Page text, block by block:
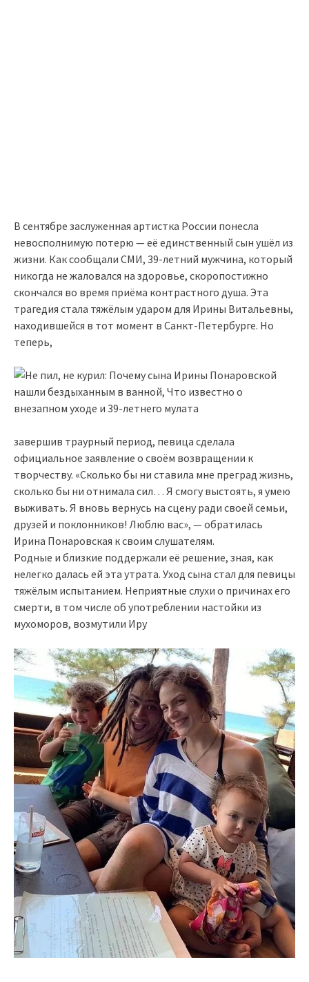
В сентябре заслуженная артистка России понесла
невосполнимую потерю — её единственный сын ушёл из
жизни. Как сообщали СМИ, 39-летний мужчина, который
никогда не жаловался на здоровье, скоропостижно
скончался во время приёма контрастного душа. Эта
трагедия стала тяжёлым ударом для Ирины Витальевны,
находившейся в тот момент в Санкт-Петербурге. Но
теперь,
завершив траурный период, певица сделала
официальное заявление о своём возвращении к
творчеству. «Сколько бы ни ставила мне преград жизнь,
сколько бы ни отнимала сил… Я смогу выстоять, я умею
выживать. Я вновь вернусь на сцену ради своей семьи,
друзей и поклонников! Люблю вас», — обратилась
Ирина Понаровская к своим слушателям.
Родные и близкие поддержали её решение, зная, как
нелегко далась ей эта утрата. Уход сына стал для певицы
тяжёлым испытанием. Неприятные слухи о причинах его
смерти, в том числе об употреблении настойки из
мухоморов, возмутили Иру